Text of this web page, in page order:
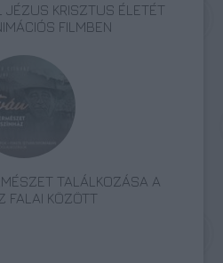
JÉZUS KRISZTUS ÉLETÉT
FILMBEN
TALÁLKOZÁSA A
FALAI KÖZÖTT